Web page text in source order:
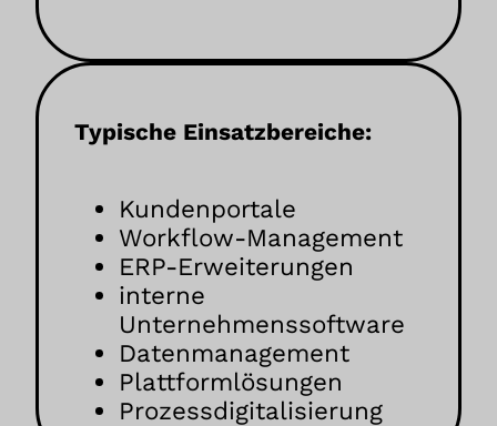
Typische Einsatzbereiche:
Kundenportale
Workflow-Management
ERP-Erweiterungen
interne
Unternehmenssoftware
Datenmanagement
Plattformlösungen
Prozessdigitalisierung